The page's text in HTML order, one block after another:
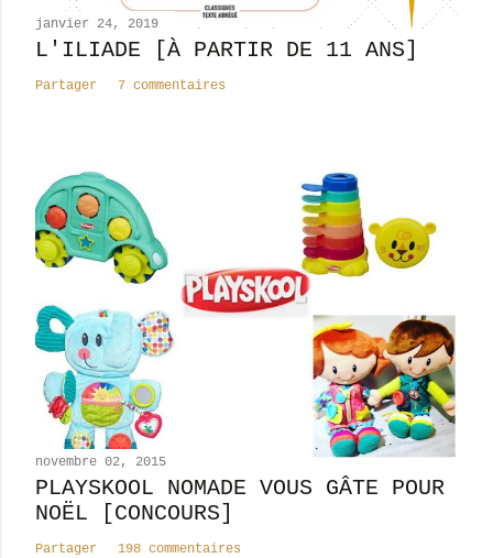
n
t
i
janvier 24, 2019
L'ILIADE [À PARTIR DE 11 ANS]
Partager 7 commentaires
novembre 02, 2015
PLAYSKOOL NOMADE VOUS GÂTE POUR
NOËL [CONCOURS]
Partager 198 commentaires